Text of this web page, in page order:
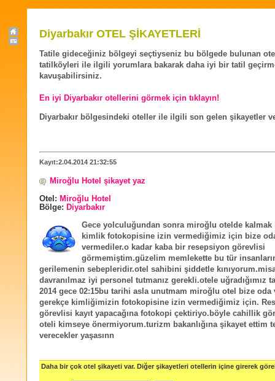
Diyarbakır OTEL ŞİKAYETLERİ
Tatile gideceğiniz bölgeyi seçtiyseniz bu bölgede bulunan
tatilköyleri ile ilgili yorumlara bakarak daha iyi bir tatil
kavuşabilirsiniz.
En iyi Diyarbakır otellerini görmek için tıklayın!
Diyarbakır bölgesindeki oteller ile ilgili son gelen şikayetler
Kayıt:2.04.2014 21:32:55
Miroğlu Hotel şikayet yaz
Otel: Miroğlu Hotel
Bölge: Diyarbakır
Gece yolculuğundan sonra miroğlu otelde kalmak
kimlik fotokopisine izin vermediğimiz için bize
vermediler.o kadar kaba bir resepsiyon görevlisi
görmemiştim.güzelim memlekette bu tür
gerilemenin sebepleridir.otel sahibini şiddetle
davranılmaz iyi personel tutmanız gerekli.otele uğradığımız
2014 gece 02:15bu tarihi asla unutmam miroğlu otel bize oda
gerekçe kimliğimizin fotokopisine izin vermediğimiz için.
görevlisi kayıt yapacağına fotokopi çektiriyo.böyle cahillik
oteli kimseye önermiyorum.turizm bakanlığına şikayet ettim
verecekler yaşasınn
Daha bir çok otel şikayeti var. Diğer şikayetleri otellerin içine girerek